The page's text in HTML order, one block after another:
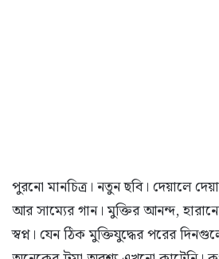
পুরনো মানচিত্র। নতুন ছবি। দেয়ালে
আর সাম্যের গান। মুক্তির আনন্দ,
স্বপ্ন। যেন ঠিক মুক্তিযুদ্ধের পরের